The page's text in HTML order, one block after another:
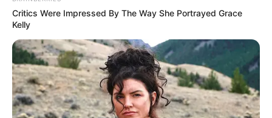
Critics Were Impressed By The Way She Portrayed Grace
Kelly